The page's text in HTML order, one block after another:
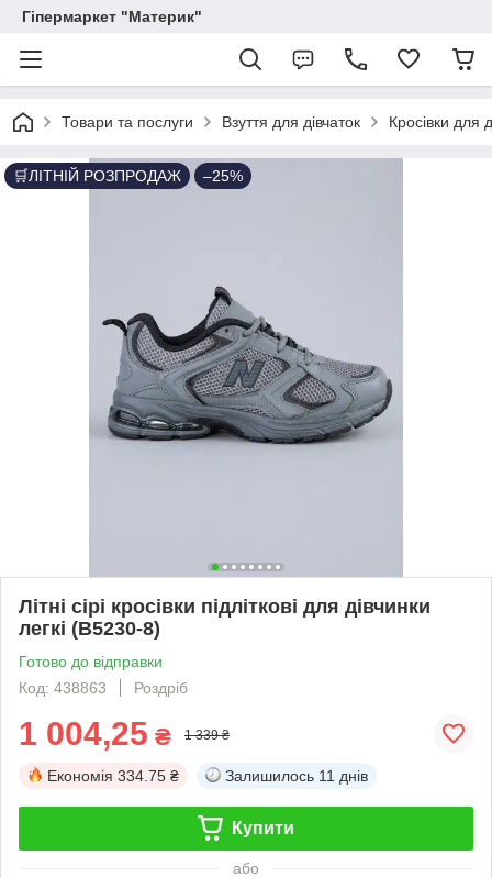
Гіпермаркет "Материк"
Товари та послуги Взуття для дівчаток Кросівки для
🛒ЛІТНІЙ РОЗПРОДАЖ –25%
Літні сірі кросівки підліткові для дівчинки
легкі (B5230-8)
Готово до відправки
Код: 438863
Роздріб
1 004,25 ₴ 1 339 ₴
Економія 334.75 ₴ Залишилось 11 днів
Купити
або